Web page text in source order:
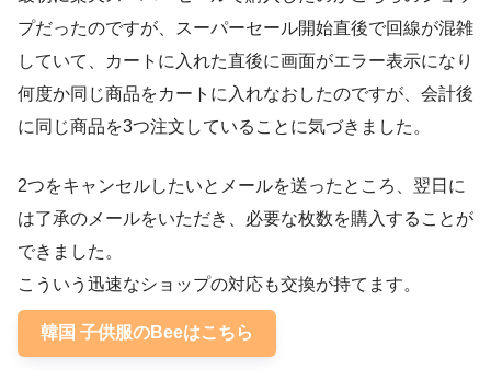
プだったのですが、スーパーセール開始直後で回線が混雑
していて、カートに入れた直後に画面がエラー表示になり
何度か同じ商品をカートに入れなおしたのですが、会計後
に同じ商品を3つ注文していることに気づきました。
2つをキャンセルしたいとメールを送ったところ、翌日に
は了承のメールをいただき、必要な枚数を購入することが
できました。
こういう迅速なショップの対応も交換が持てます。
韓国 子供服のBeeはこちら